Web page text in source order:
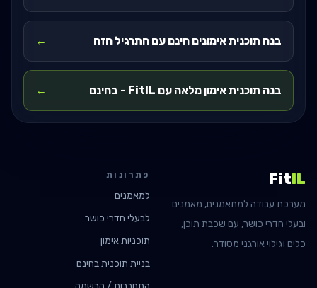
בנה תוכנית אימונים חינם עם התרגיל הזה ←
בנה תוכנית אימון מלאה עם FitIL - בחינם ←
FitIL
מערכת עבודה למתאמנים, מאמנים
ובעלי חדרי כושר, עם שכבת תוכן,
כלים וגילוי אורגני מסודר.
פתרונות
למאמנים
לבעלי חדרי כושר
תוכניות אימון
בניית תוכנית בחינם